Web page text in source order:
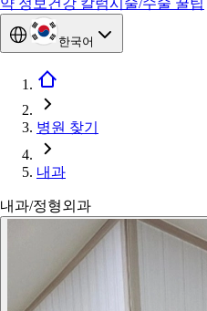
약 정보 건강 칼럼시술/수술 꿀팁
한국어
병원 찾기
내과
내과/정형외과